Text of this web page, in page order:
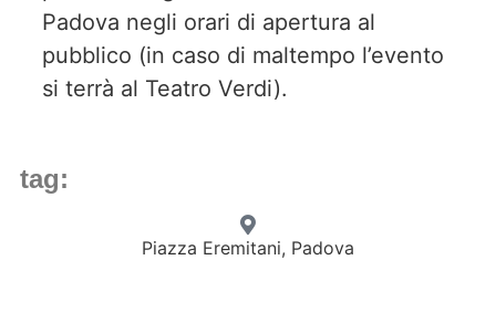
Padova negli orari di apertura al
pubblico (in caso di maltempo l’evento
si terrà al Teatro Verdi).
tag:
Piazza Eremitani, Padova